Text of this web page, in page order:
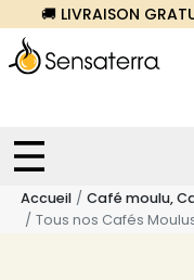
🚚 LIVRAISON
Accueil
Café moulu,
Tous nos Cafés